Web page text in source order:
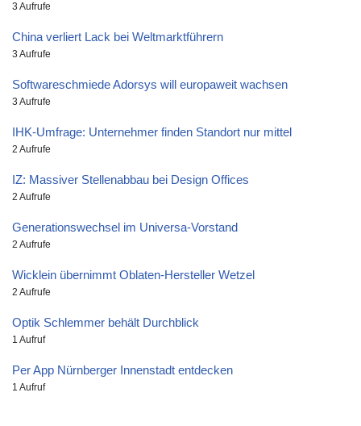
3 Aufrufe
China verliert Lack bei Weltmarktführern
3 Aufrufe
Softwareschmiede Adorsys will europaweit wachsen
3 Aufrufe
IHK-Umfrage: Unternehmer finden Standort nur mittel
2 Aufrufe
IZ: Massiver Stellenabbau bei Design Offices
2 Aufrufe
Generationswechsel im Universa-Vorstand
2 Aufrufe
Wicklein übernimmt Oblaten-Hersteller Wetzel
2 Aufrufe
Optik Schlemmer behält Durchblick
1 Aufruf
Per App Nürnberger Innenstadt entdecken
1 Aufruf